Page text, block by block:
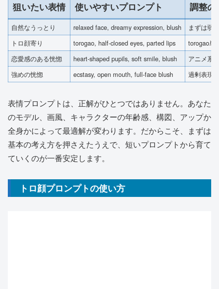
狙いたい表情 使いやすいプロンプト 調整の
自然なうっとり relaxed face, dreamy expression, blush
まずは弱
トロ顔寄り
torogao, half-closed eyes, parted lips
torogao単
恋愛感のある恍惚
heart-shaped pupils, soft smile, blush
アニメ系
強めの恍惚
ecstasy, open mouth, full-face blush 過剰表現
表情プロンプトは、正解がひとつではありません。あなた
のモデル、画風、キャラクターの年齢感、構図、アップか
全身かによって最適解が変わります。だからこそ、まずは
基本の考え方を押さえたうえで、短いプロンプトから育て
ていくのが一番安定します。
トロ顔プロンプトの使い方